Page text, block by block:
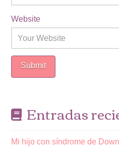
Website
Entradas
Mi hijo con síndrome de